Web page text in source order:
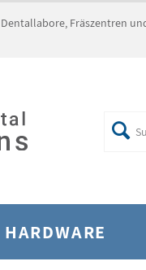
Fräszentren
HARDWARE